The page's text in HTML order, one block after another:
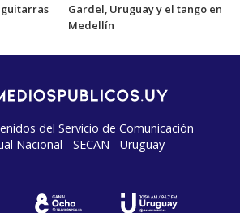
guitarras
Gardel, Uruguay y el tango en
Medellín
del Servicio de Comunicación
Nacional - SECAN - Uruguay